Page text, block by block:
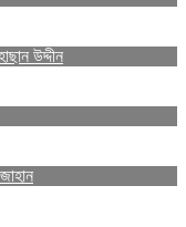
উদ্দীন